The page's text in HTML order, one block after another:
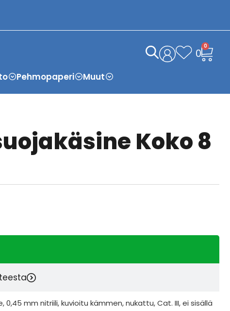
0
0
Pehmopaperi Muut
Koko 8
0,45 mm nitriili, kuvioitu kämmen, nukattu, Cat. III, ei sisällä